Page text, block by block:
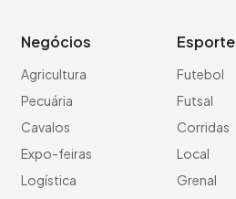
Negócios
Agricultura
Pecuária
Cavalos
Expo-feiras
Logística
Esporte
Futebol
Futsal
Corridas
Local
Grenal